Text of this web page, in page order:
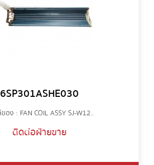
6SP301ASHE030
ของ : FAN COIL ASSY SJ-W12..
ติดต่อฝ่ายขาย